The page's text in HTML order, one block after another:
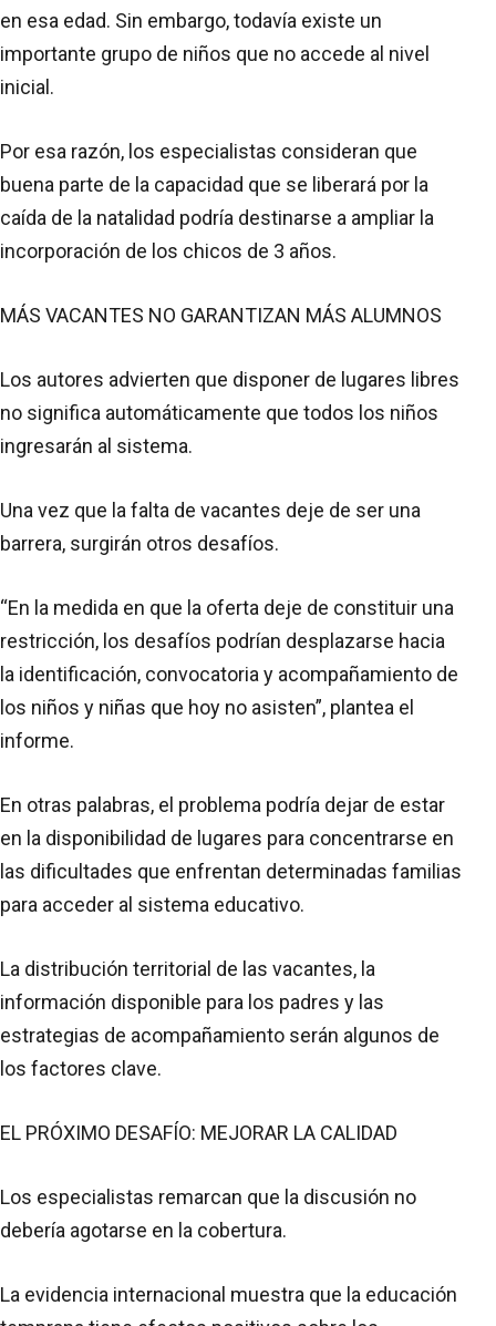
en esa edad. Sin embargo, todavía existe un
importante grupo de niños que no accede al nivel
inicial.
Por esa razón, los especialistas consideran que
buena parte de la capacidad que se liberará por la
caída de la natalidad podría destinarse a ampliar la
incorporación de los chicos de 3 años.
MÁS VACANTES NO GARANTIZAN MÁS ALUMNOS
Los autores advierten que disponer de lugares libres
no significa automáticamente que todos los niños
ingresarán al sistema.
Una vez que la falta de vacantes deje de ser una
barrera, surgirán otros desafíos.
“En la medida en que la oferta deje de constituir una
restricción, los desafíos podrían desplazarse hacia
la identificación, convocatoria y acompañamiento de
los niños y niñas que hoy no asisten”, plantea el
informe.
En otras palabras, el problema podría dejar de estar
en la disponibilidad de lugares para concentrarse en
las dificultades que enfrentan determinadas familias
para acceder al sistema educativo.
La distribución territorial de las vacantes, la
información disponible para los padres y las
estrategias de acompañamiento serán algunos de
los factores clave.
EL PRÓXIMO DESAFÍO: MEJORAR LA CALIDAD
Los especialistas remarcan que la discusión no
debería agotarse en la cobertura.
La evidencia internacional muestra que la educación